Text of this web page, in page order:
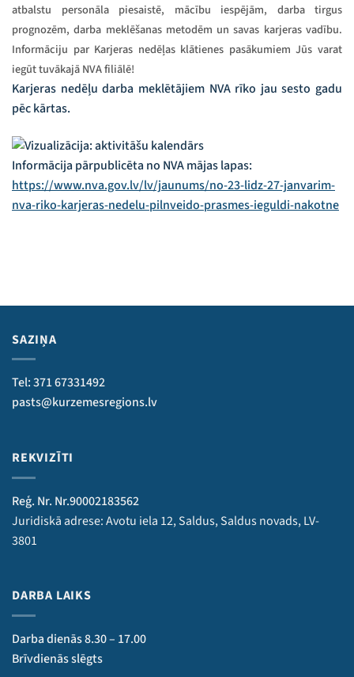
atbalstu personāla piesaistē, mācību iespējām, darba tirgus
prognozēm, darba meklēšanas metodēm un savas karjeras vadību.
Informāciju par Karjeras nedēļas klātienes pasākumiem Jūs varat
iegūt tuvākajā NVA filiālē!
Karjeras nedēļu darba meklētājiem NVA rīko jau sesto gadu
pēc kārtas.
Informācija pārpublicēta no NVA mājas lapas:
https://www.nva.gov.lv/lv/jaunums/no-23-lidz-27-janvarim-
nva-riko-karjeras-nedelu-pilnveido-prasmes-ieguldi-nakotne
SAZIŅA
Tel: 371 67331492
pasts@kurzemesregions.lv
REKVIZĪTI
Reģ. Nr. Nr.90002183562
Juridiskā adrese: Avotu iela 12, Saldus, Saldus novads, LV-
3801
DARBA LAIKS
Darba dienās 8.30 – 17.00
Brīvdienās slēgts